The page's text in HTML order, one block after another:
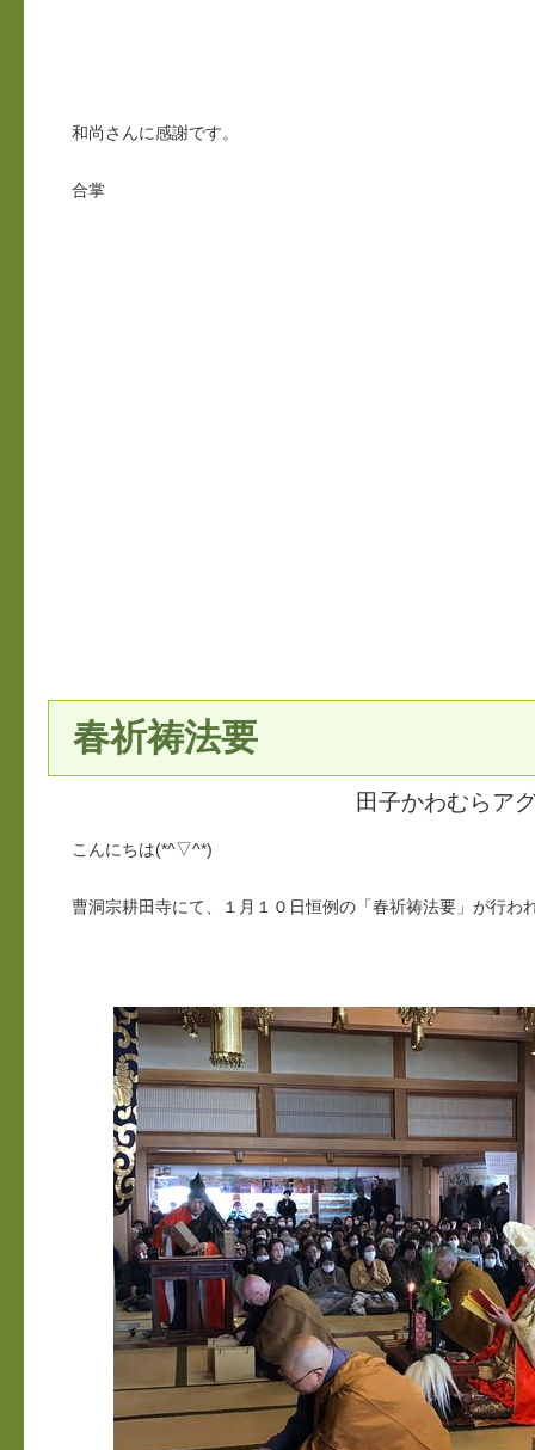
和尚さんに感謝です。
合掌
春祈祷法要
田子かわむらア
こんにちは(*^▽^*)
曹洞宗耕田寺にて、１月１０日恒例の「春祈祷法要」が行わ